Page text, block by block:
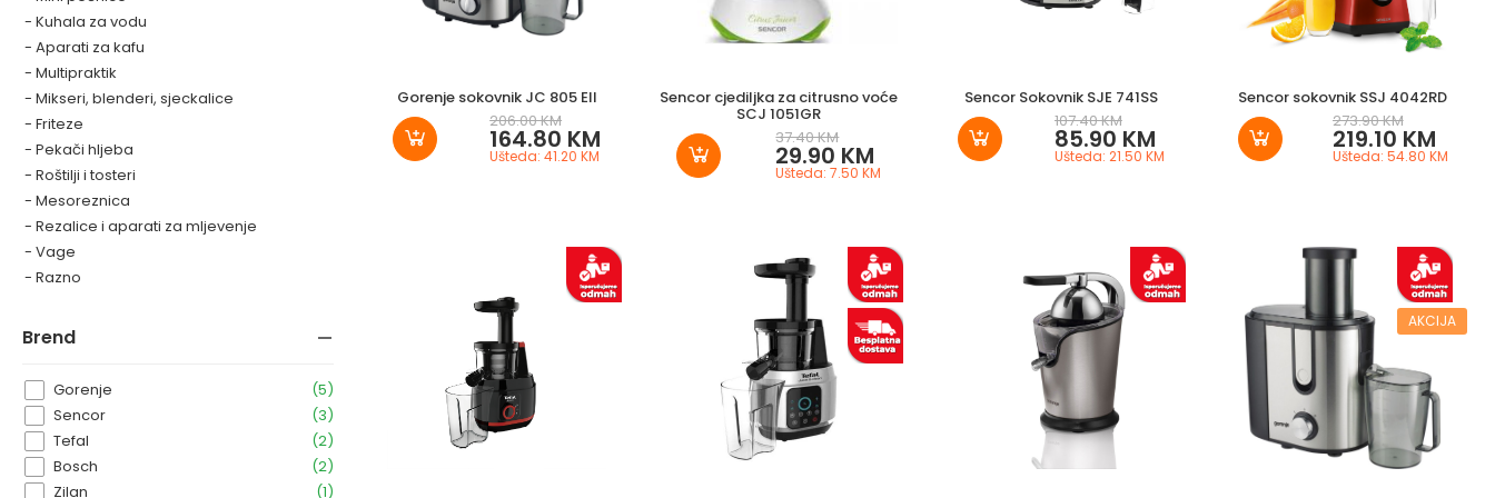
- Kuhala za vodu
- Aparati za kafu
- Multipraktik
- Mikseri, blenderi, sjeckalice
- Friteze
- Pekači hljeba
- Roštilji i tosteri
- Mesoreznica
- Rezalice i aparati za mljevenje
- Vage
- Razno
brend
Gorenje
(5)
Sencor
(3)
Tefal
(2)
Bosch
(2)
Zilan
(1)
Gorenje sokovnik JC 805 EII
206.00 KM
164.80 KM
Ušteda: 41.20 KM
Sencor cjediljka za citrusno voće
SCJ 1051GR
37.40 KM
29.90 KM
Ušteda: 7.50 KM
Sencor Sokovnik SJE 741SS
107.40 KM
85.90 KM
Ušteda: 21.50 KM
Sencor sokovnik SSJ 4042RD
273.90 KM
219.10 KM
Ušteda: 54.80 KM
AKCIJA